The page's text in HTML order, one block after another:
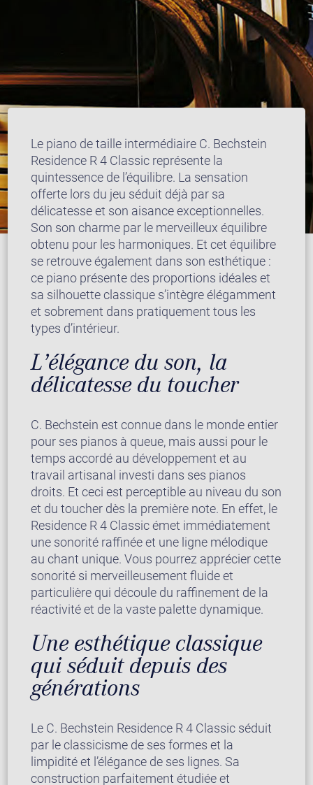
Le piano de taille intermédiaire C. Bechstein
Residence R 4 Classic représente la
quintessence de l’équilibre. La sensation
offerte lors du jeu séduit déjà par sa
délicatesse et son aisance exceptionnelles.
Son son charme par le merveilleux équilibre
obtenu pour les harmoniques. Et cet équilibre
se retrouve également dans son esthétique :
ce piano présente des proportions idéales et
sa silhouette classique s’intègre élégamment
et sobrement dans pratiquement tous les
types d’intérieur.
L’élégance du son, la
délicatesse du toucher
C. Bechstein est connue dans le monde entier
pour ses pianos à queue, mais aussi pour le
temps accordé au développement et au
travail artisanal investi dans ses pianos
droits. Et ceci est perceptible au niveau du son
et du toucher dès la première note. En effet, le
Residence R 4 Classic émet immédiatement
une sonorité raffinée et une ligne mélodique
au chant unique. Vous pourrez apprécier cette
sonorité si merveilleusement fluide et
particulière qui découle du raffinement de la
réactivité et de la vaste palette dynamique.
Une esthétique classique
qui séduit depuis des
générations
Le C. Bechstein Residence R 4 Classic séduit
par le classicisme de ses formes et la
limpidité et l’élégance de ses lignes. Sa
construction parfaitement étudiée et